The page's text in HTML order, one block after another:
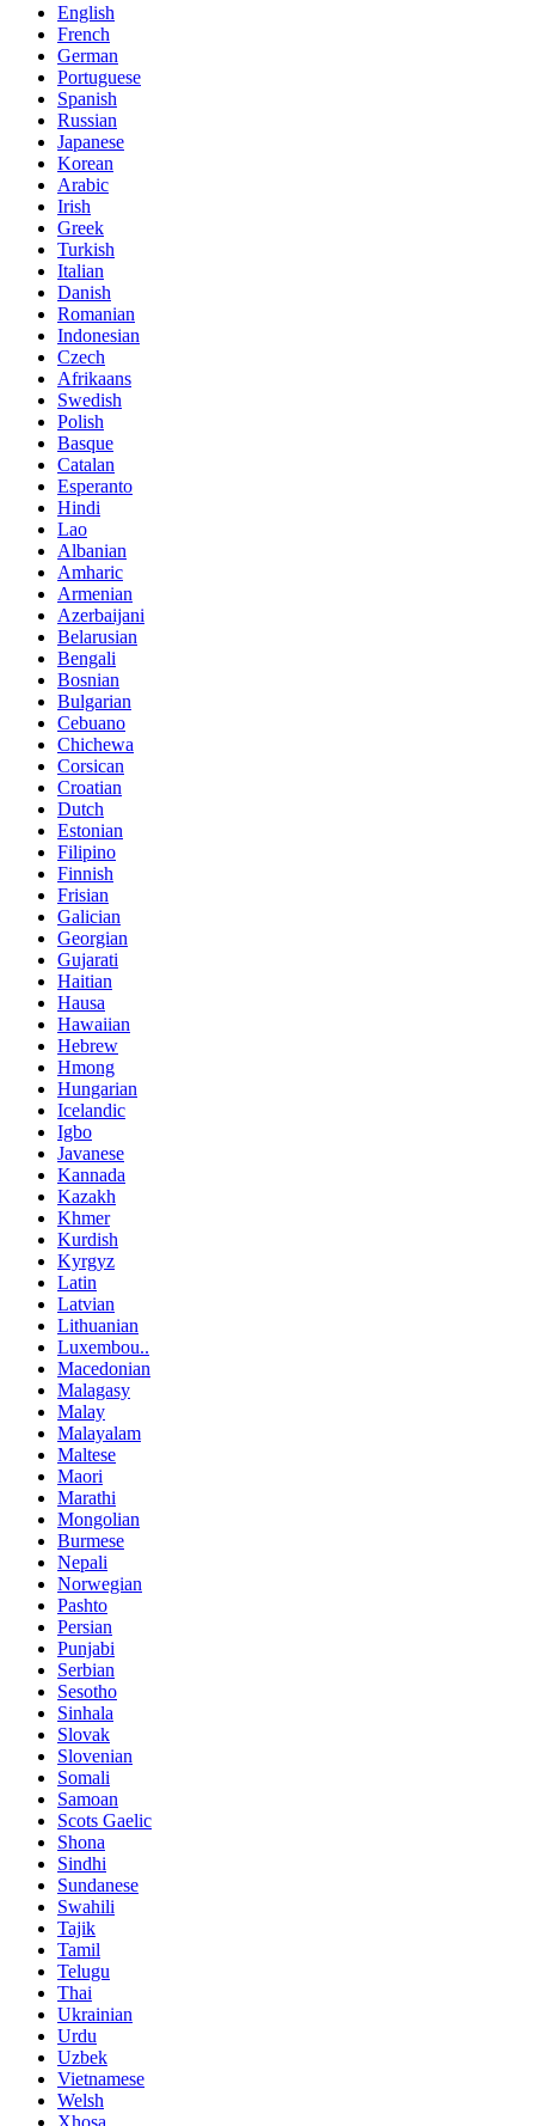
English
French
German
Portuguese
Spanish
Russian
Japanese
Korean
Arabic
Irish
Greek
Turkish
Italian
Danish
Romanian
Indonesian
Czech
Afrikaans
Swedish
Polish
Basque
Catalan
Esperanto
Hindi
Lao
Albanian
Amharic
Armenian
Azerbaijani
Belarusian
Bengali
Bosnian
Bulgarian
Cebuano
Chichewa
Corsican
Croatian
Dutch
Estonian
Filipino
Finnish
Frisian
Galician
Georgian
Gujarati
Haitian
Hausa
Hawaiian
Hebrew
Hmong
Hungarian
Icelandic
Igbo
Javanese
Kannada
Kazakh
Khmer
Kurdish
Kyrgyz
Latin
Latvian
Lithuanian
Luxembou..
Macedonian
Malagasy
Malay
Malayalam
Maltese
Maori
Marathi
Mongolian
Burmese
Nepali
Norwegian
Pashto
Persian
Punjabi
Serbian
Sesotho
Sinhala
Slovak
Slovenian
Somali
Samoan
Scots Gaelic
Shona
Sindhi
Sundanese
Swahili
Tajik
Tamil
Telugu
Thai
Ukrainian
Urdu
Uzbek
Vietnamese
Welsh
Xhosa